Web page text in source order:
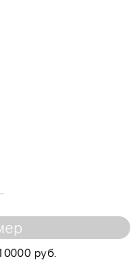
руб.